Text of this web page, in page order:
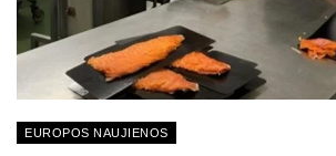
EUROPOS NAUJIENOS